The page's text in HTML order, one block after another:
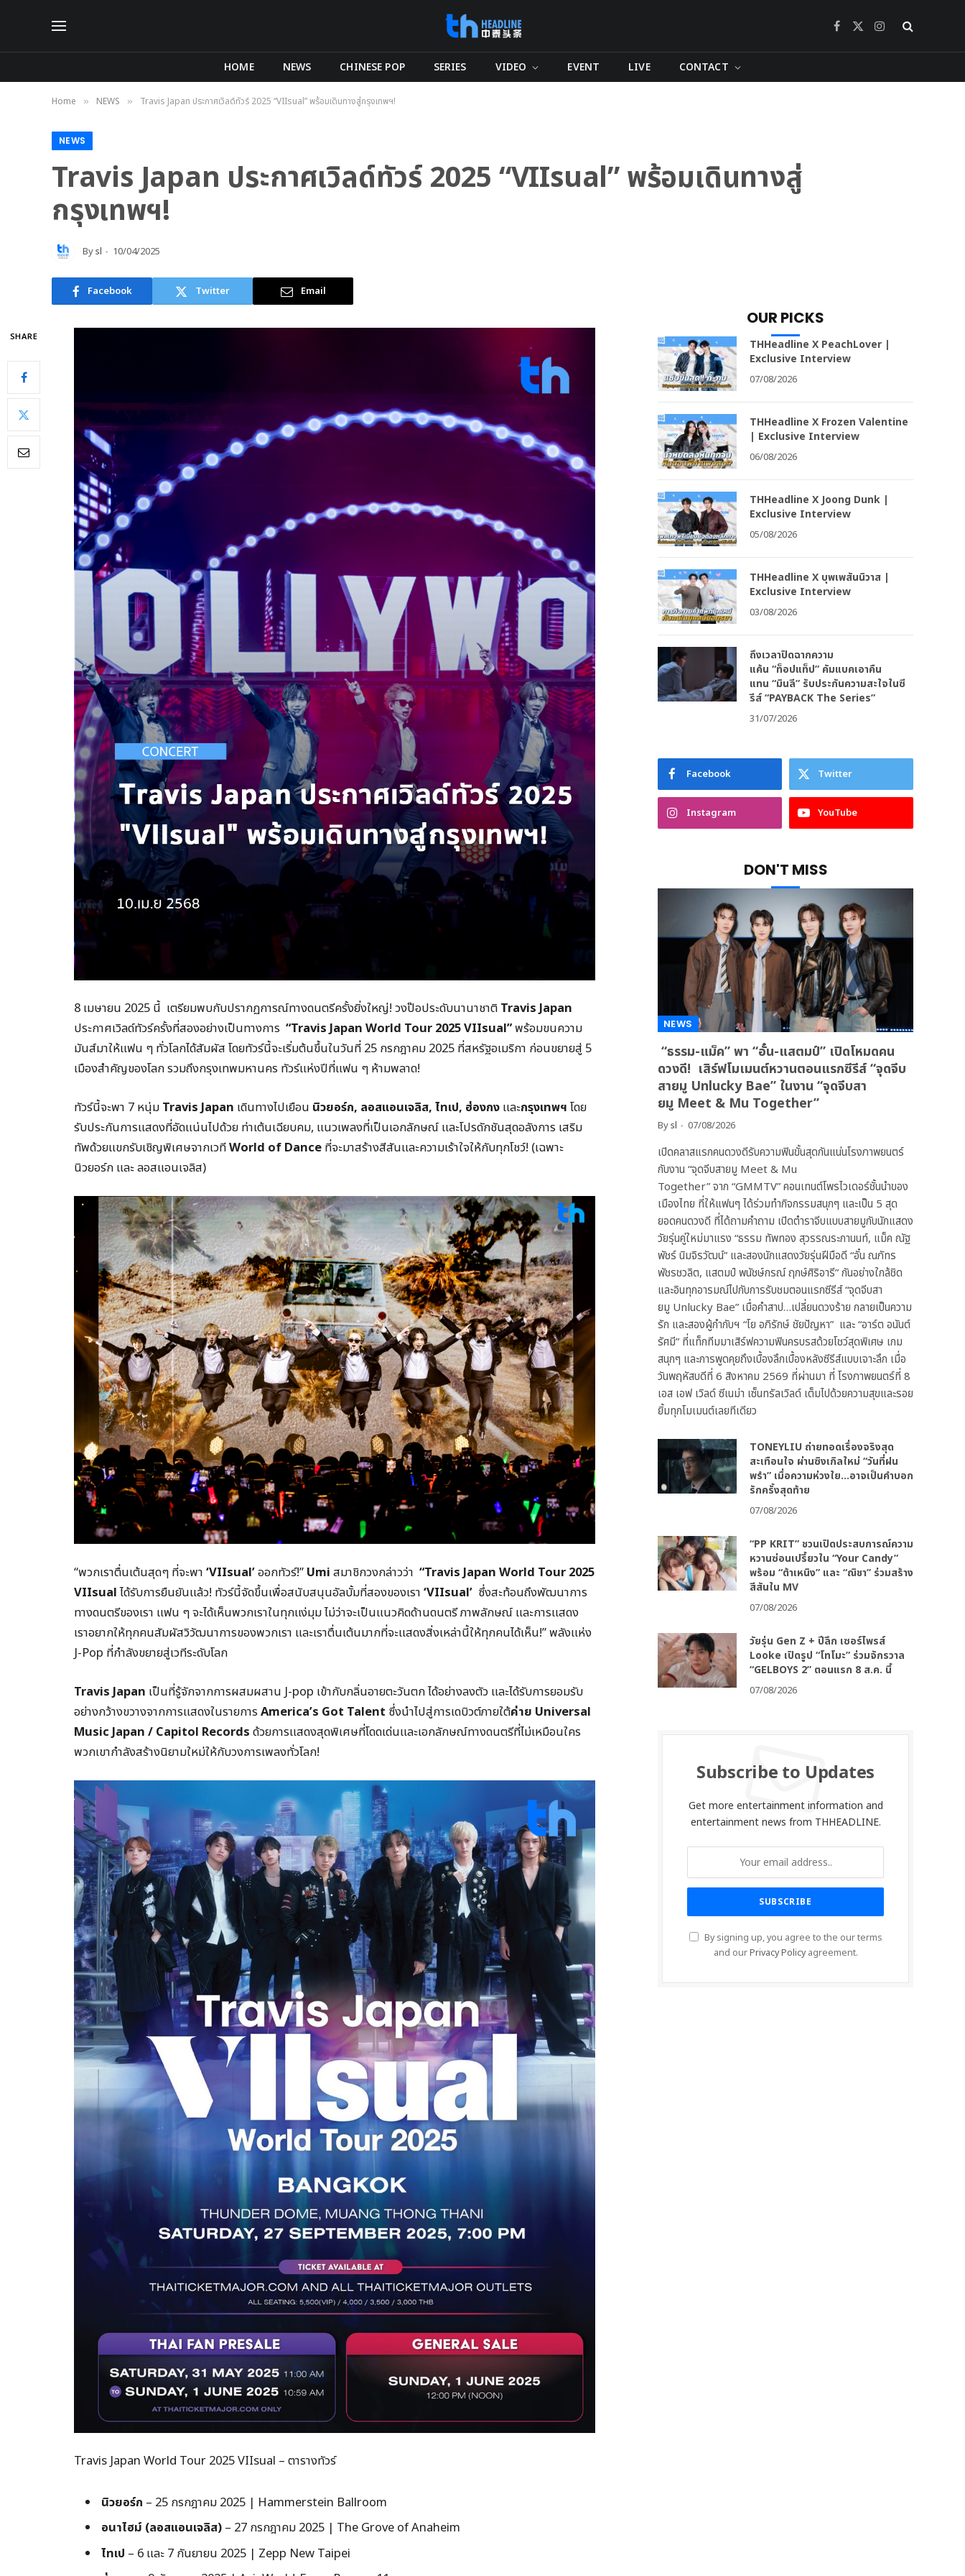
Facebook
X
Instagram
HOME NEWS CHINESE POP SERIES VIDEO EVENT LIVE CONTACT
Home » NEWS » Travis Japan ประกาศเวิลด์ทัวร์ 2025 “VIIsual” พร้อมเดินทางสู่กรุงเทพฯ!
NEWS
Travis Japan ประกาศเวิลด์ทัวร์ 2025 “VIIsual” พร้อมเดินทางสู่
กรุงเทพฯ!
Bysl 10/04/2025
Facebook Twitter Email
SHARE
8 เมษายน 2025 นี้ เตรียมพบกับปรากฏการณ์ทางดนตรีครั้งยิ่งใหญ่! วงป๊อประดับนานาชาติ Travis Japan
ประกาศเวิลด์ทัวร์ครั้งที่สองอย่างเป็นทางการ “Travis Japan World Tour 2025 VIIsual”พร้อมขนความ
มันส์มาให้แฟน ๆ ทั่วโลกได้สัมผัส โดยทัวร์นี้จะเริ่มต้นขึ้นในวันที่ 25 กรกฎาคม 2025 ที่สหรัฐอเมริกา ก่อนขยายสู่ 5
เมืองสำคัญของโลก รวมถึงกรุงเทพมหานคร ทัวร์แห่งปีที่แฟน ๆ ห้ามพลาด!
ทัวร์นี้จะพา 7 หนุ่ม Travis Japan เดินทางไปเยือน นิวยอร์ก, ลอสแอนเจลิส, ไทเป, ฮ่องกง และกรุงเทพฯ โดย
รับประกันการแสดงที่อัดแน่นไปด้วย ท่าเต้นเฉียบคม, แนวเพลงที่เป็นเอกลักษณ์ และโปรดักชันสุดอลังการ เสริม
ทัพด้วยแขกรับเชิญพิเศษจากเวทีWorld of Dance ที่จะมาสร้างสีสันและความเร้าใจให้กับทุกโชว์! (เฉพาะ
นิวยอร์ก และ ลอสแอนเจลิส)
“พวกเราตื่นเต้นสุดๆ ที่จะพา ‘VIIsual’ออกทัวร์!” Umi สมาชิกวงกล่าวว่า “Travis Japan World Tour 2025
VIIsualได้รับการยืนยันแล้ว! ทัวร์นี้จัดขึ้นเพื่อสนับสนุนอัลบั้มที่สองของเรา ‘VIIsual’ ซึ่งสะท้อนถึงพัฒนาการ
ทางดนตรีของเรา แฟน ๆ จะได้เห็นพวกเราในทุกแง่มุม ไม่ว่าจะเป็นแนวคิดด้านดนตรี ภาพลักษณ์ และการแสดง
เราอยากให้ทุกคนสัมผัสวิวัฒนาการของพวกเรา และเราตื่นเต้นมากที่จะแสดงสิ่งเหล่านี้ให้ทุกคนได้เห็น!” พลังแห่ง
J-Pop ที่กำลังขยายสู่เวทีระดับโลก
Travis Japan เป็นที่รู้จักจากการผสมผสาน J-pop เข้ากับกลิ่นอายตะวันตก ได้อย่างลงตัว และได้รับการยอมรับ
อย่างกว้างขวางจากการแสดงในรายการ America’s Got Talent ซึ่งนำไปสู่การเดบิวต์ภายใต้ค่าย Universal
Music Japan / Capitol Records ด้วยการแสดงสุดพิเศษที่โดดเด่นและเอกลักษณ์ทางดนตรีที่ไม่เหมือนใคร
พวกเขากำลังสร้างนิยามใหม่ให้กับวงการเพลงทั่วโลก!
Travis Japan World Tour 2025 VIIsual – ตารางทัวร์
นิวยอร์ก – 25 กรกฎาคม 2025 | Hammerstein Ballroom
อนาไฮม์ (ลอสแอนเจลิส) – 27 กรกฎาคม 2025 | The Grove of Anaheim
ไทเป – 6 และ 7 กันยายน 2025 | Zepp New Taipei
OUR PICKS
THHeadline X PeachLover |
Exclusive Interview
07/08/2026
THHeadline X Frozen Valentine
| Exclusive Interview
06/08/2026
THHeadline X Joong Dunk |
Exclusive Interview
05/08/2026
THHeadline X บุพเพสันนิวาส |
Exclusive Interview
03/08/2026
ถึงเวลาปิดฉากความ
แค้น “ท็อปแท็ป” คัมแบคเอาคืน
แทน “มินลี” รับประกันความสะใจในซี
รีส์ “PAYBACK The Series”
31/07/2026
Facebook Twitter
Instagram YouTube
DON'T MISS
NEWS
“ธรรม-แม็ค” พา “อั๋น-แสตมป์” เปิดโหมดคน
ดวงดี! เสิร์ฟโมเมนต์หวานตอนแรกซีรีส์ “จุดจีบ
สายมู Unlucky Bae” ในงาน “จุดจีบสา
ยมู Meet & Mu Together”
Bysl 07/08/2026
เปิดคลาสแรกคนดวงดีรับความฟินขั้นสุดกันแน่นโรงภาพยนตร์
กับงาน “จุดจีบสายมู Meet & Mu
Together” จาก “GMMTV” คอนเทนต์โพรไวเดอร์ชั้นนำของ
เมืองไทย ที่ให้แฟนๆ ได้ร่วมทำกิจกรรมสนุกๆ และเป็น 5 สุด
ยอดคนดวงดี ที่ได้ถามคำถาม เปิดตำราจีบแบบสายมูกับนักแสดง
วัยรุ่นคู่ใหม่มาแรง “ธรรม ทัพทอง สุวรรณระกานนท์, แม็ค ณัฐ
พัชร์ นิมจิรวัฒน์” และสองนักแสดงวัยรุ่นฝีมือดี “อั๋น ณภัทร
พัชรชวลิต, แสตมป์ พนัชษ์กรณ์ ฤกษ์ศิริอารี” กันอย่างใกล้ชิด
และอินทุกอารมณ์ไปกับการรับชมตอนแรกซีรีส์ “จุดจีบสา
ยมู Unlucky Bae” เมื่อคำสาป…เปลี่ยนดวงร้าย กลายเป็นความ
รัก และสองผู้กำกับฯ “โย อภิรักษ์ ชัยปัญหา” และ “อาร์ต อนันต์
รัศมี” ที่แท็กทีมมาเสิร์ฟความฟินครบรสด้วยโชว์สุดพิเศษ เกม
สนุกๆ และการพูดคุยถึงเบื้องลึกเบื้องหลังซีรีส์แบบเจาะลึก เมื่อ
วันพฤหัสบดีที่ 6 สิงหาคม 2569 ที่ผ่านมา ที่ โรงภาพยนตร์ที่ 8
เอส เอฟ เวิลด์ ซีเนม่า เซ็นทรัลเวิลด์ เต็มไปด้วยความสุขและรอย
ยิ้มทุกโมเมนต์เลยทีเดียว
TONEYLIU ถ่ายทอดเรื่องจริงสุด
สะเทือนใจ ผ่านซิงเกิลใหม่ “วันที่ฝน
พรำ” เมื่อความห่วงใย…อาจเป็นคำบอก
รักครั้งสุดท้าย
07/08/2026
“PP KRIT” ชวนเปิดประสบการณ์ความ
หวานซ่อนเปรี้ยวใน “Your Candy”
พร้อม “ต้าเหนิง” และ “ณิชา” ร่วมสร้าง
สีสันใน MV
07/08/2026
วัยรุ่น Gen Z + ปีลึก เซอร์ไพรส์
Looke เปิดรูป “โทโมะ” ร่วมจักรวาล
“GELBOYS 2” ตอนแรก 8 ส.ค. นี้
07/08/2026
Subscribe to Updates
Get more entertainment information and
entertainment news from THHEADLINE.
By signing up, you agree to the our terms
and ourPrivacy Policyagreement.